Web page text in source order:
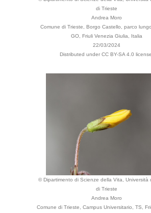
di Trieste
Andrea Moro
Comune di Trieste, Borgo Castello, parco
GO, Friuli Venezia Giulia, Italia
22/03/2024
Distributed under CC BY-SA 4.0 license.
© Dipartimento di Scienze della Vita, Università
di Trieste
Andrea Moro
Comune di Trieste, Campus Universitario, TS,